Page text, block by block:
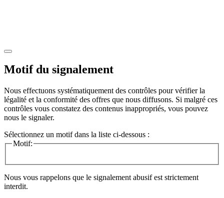
Motif du signalement
Nous effectuons systématiquement des contrôles pour vérifier la
légalité et la conformité des offres que nous diffusons. Si malgré ces
contrôles vous constatez des contenus inappropriés, vous pouvez
nous le signaler.
Sélectionnez un motif dans la liste ci-dessous :
Motif:
Nous vous rappelons que le signalement abusif est strictement
interdit.